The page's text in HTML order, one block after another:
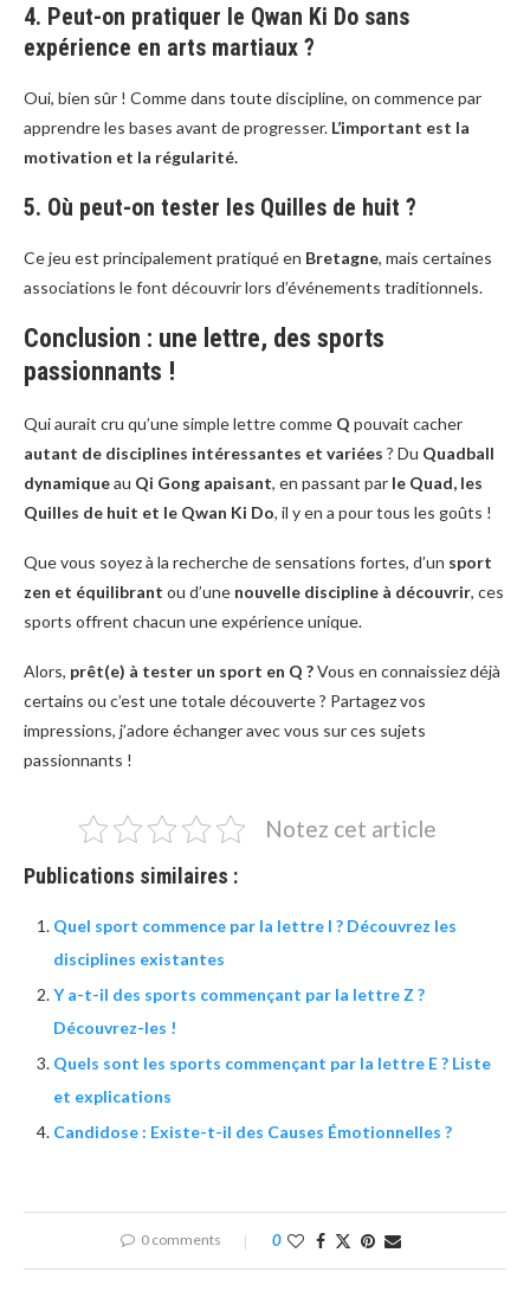
4. Peut-on pratiquer le Qwan Ki Do sans
expérience en arts martiaux ?
Oui, bien sûr ! Comme dans toute discipline, on commence par
apprendre les bases avant de progresser. L’important est la
motivation et la régularité.
5. Où peut-on tester les Quilles de huit ?
Ce jeu est principalement pratiqué en Bretagne, mais certaines
associations le font découvrir lors d’événements traditionnels.
Conclusion : une lettre, des sports
passionnants !
Qui aurait cru qu’une simple lettre comme Q pouvait cacher
autant de disciplines intéressantes et variées ? Du Quadball
dynamiqueau Qi Gong apaisant, en passant par le Quad, les
Quilles de huit et le Qwan Ki Do, il y en a pour tous les goûts !
Que vous soyez à la recherche de sensations fortes, d’un sport
zen et équilibrant ou d’une nouvelle discipline à découvrir, ces
sports offrent chacun une expérience unique.
Alors, prêt(e) à tester un sport en Q ?Vous en connaissiez déjà
certains ou c’est une totale découverte ? Partagez vos
impressions, j’adore échanger avec vous sur ces sujets
passionnants !
Notez cet article
Publications similaires :
Quel sport commence par la lettre I ? Découvrez les
disciplines existantes
Y a-t-il des sports commençant par la lettre Z ?
Découvrez-les !
Quels sont les sports commençant par la lettre E ? Liste
et explications
Candidose : Existe-t-il des Causes Émotionnelles ?
0 comments 0